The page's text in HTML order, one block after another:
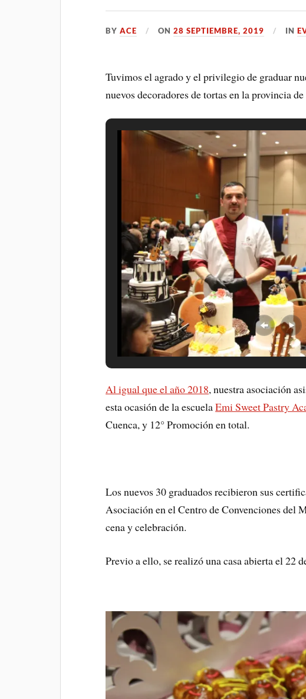
BYACE ON28 SEPTIEMBRE, 2019 IN
Tuvimos el agrado y el privilegio de graduar
nuevos decoradores de tortas en la provincia
Al igual que el año 2018, nuestra asociación
esta ocasión de la escuelaEmi Sweet Pastry
Cuenca, y 12° Promoción en total.
Los nuevos 30 graduados recibieron sus
Asociación en el Centro de Convenciones del
cena y celebración.
Previo a ello, se realizó una casa abierta el 22